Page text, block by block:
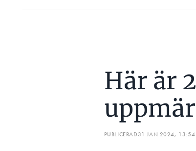
Här är
PUBLICERAD31 JAN 2024, 13:54